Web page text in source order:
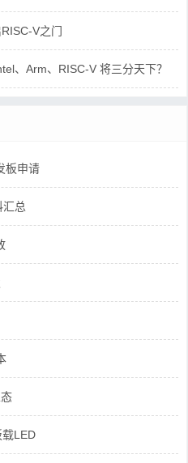
V之门
、Arm、RISC-V 将三分天下？
板申请
总
LED